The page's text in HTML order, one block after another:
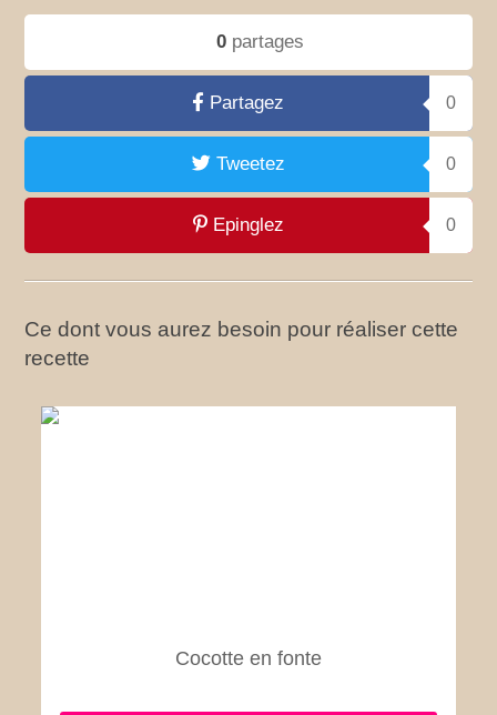
0partages
Partagez 0
Tweetez 0
Epinglez 0
Ce dont vous aurez besoin pour réaliser cette
recette
Cocotte en fonte